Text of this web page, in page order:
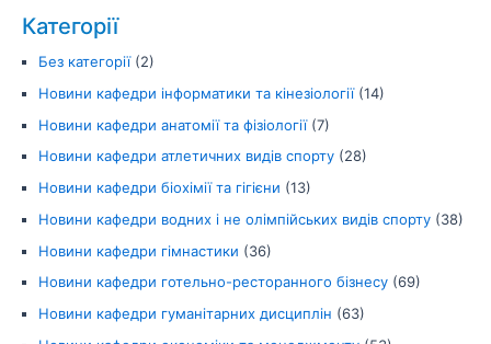
Категорії
Без категорії(2)
Новини кафедри інформатики та кінезіології(14)
Новини кафедри анатомії та фізіології(7)
Новини кафедри атлетичних видів спорту (28)
Новини кафедри біохімії та гігієни (13)
Новини кафедри водних і не олімпійських видів спорту (38)
Новини кафедри гімнастики (36)
Новини кафедри готельно-ресторанного бізнесу (69)
Новини кафедри гуманітарних дисциплін (63)